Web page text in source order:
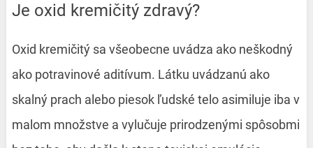
Je oxid kremičitý zdravý?
Oxid kremičitý sa všeobecne uvádza ako neškodný
ako potravinové aditívum. Látku uvádzanú ako
skalný prach alebo piesok ľudské telo asimiluje iba v
malom množstve a vylučuje prirodzenými spôsobmi